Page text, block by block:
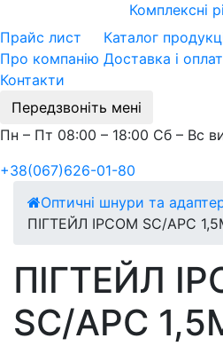
Комплексні
Прайс лист
Каталог
Про компанію Доставка і
Контакти
Передзвоніть мені
Пн – Пт 08:00 – 18:00 Сб – Вс
+38(067)626-01-80
Оптичні шнури та
ПІГТЕЙЛ IPCOM SC/APC
ПІГТЕЙЛ
SC/APC